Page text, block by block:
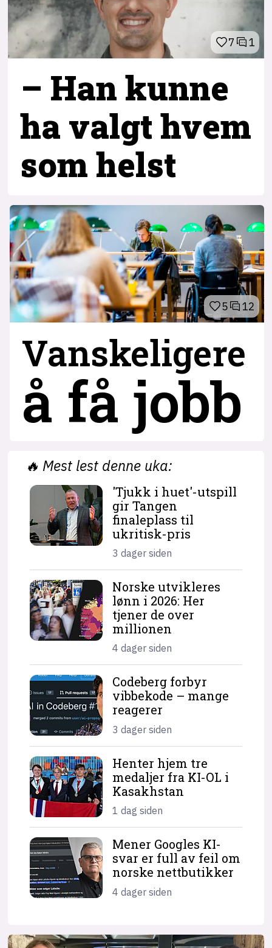
7 1
– Han kunne
ha valgt hvem
som helst
5 12
Vanskeligere
å få jobb
🔥 Mest lest denne uka:
'Tjukk i huet'-utspill
gir Tangen
finaleplass til
ukritisk-pris
3 dager siden
Norske utvikleres
lønn i 2026: Her
tjener de over
millionen
4 dager siden
Codeberg forbyr
vibbekode – mange
reagerer
3 dager siden
Henter hjem tre
medaljer fra KI-OL i
Kasakhstan
1 dag siden
Mener Googles KI-
svar er full av feil om
norske nettbutikker
4 dager siden